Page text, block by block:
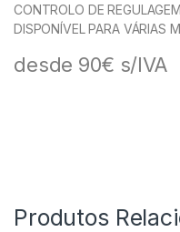
CONTROLO DE
DISPONÍVEL PARA VÁRIAS
desde 90€ s/IVA
Produtos